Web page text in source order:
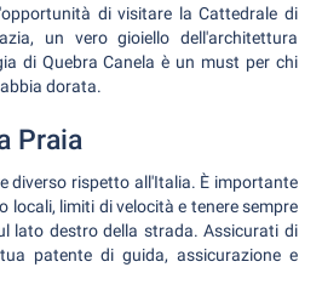
di visitare la Cattedrale di
un vero gioiello dell'architettura
di Quebra Canela è un must per chi
dorata.
Praia
diverso rispetto all'Italia. È importante
locali, limiti di velocità e tenere sempre
lato destro della strada. Assicurati di
patente di guida, assicurazione e